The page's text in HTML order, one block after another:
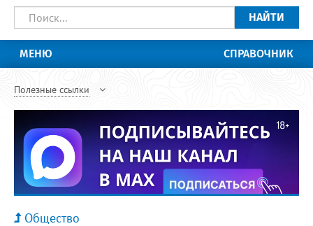
НАЙТИ
МЕНЮ СПРАВОЧНИК
Полезные ссылки
Общество